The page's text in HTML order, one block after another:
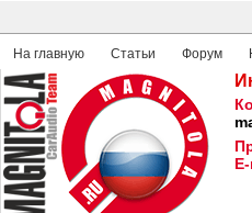
На главную Статьи Форум